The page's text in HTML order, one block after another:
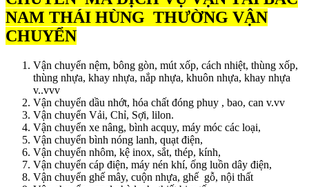
NAM THÁI HÙNG THƯỜNG VẬN
CHUYỂN
Vận chuyển nệm, bông gòn, mút xốp, cách nhiệt, thùng xốp,
thùng nhựa, khay nhựa, nắp nhựa, khuôn nhựa, khay nhựa
v..vvv
Vận chuyển dầu nhớt, hóa chất đóng phuy , bao, can v.vv
Vận chuyển Vải, Chỉ, Sợi, lilon.
Vận chuyển xe nâng, bình acquy, máy móc các loại,
Vận chuyển bình nóng lanh, quạt điện,
Vận chuyển nhôm, kệ inox, sắt, thép, kính,
Vận chuyển cáp điện, máy nén khí, ống luồn dây điện,
Vận chuyển ghế mây, cuộn nhựa, ghế gỗ, nội thất